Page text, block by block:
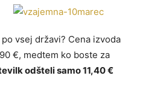
vsej državi? Cena izvoda
€, medtem ko boste za
odšteli samo 11,40 €